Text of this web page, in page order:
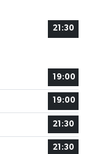
21:30
19:00
19:00
21:30
21:30